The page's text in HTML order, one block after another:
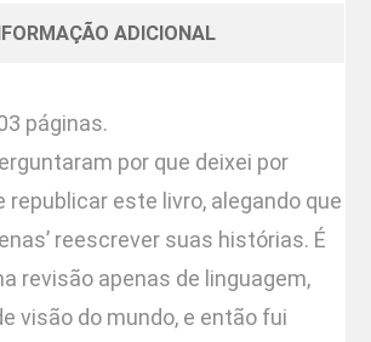
ADICIONAL
páginas.
por que deixei por
este livro, alegando que
reescrever suas histórias. É
revisão apenas de linguagem,
visão do mundo, e então fui